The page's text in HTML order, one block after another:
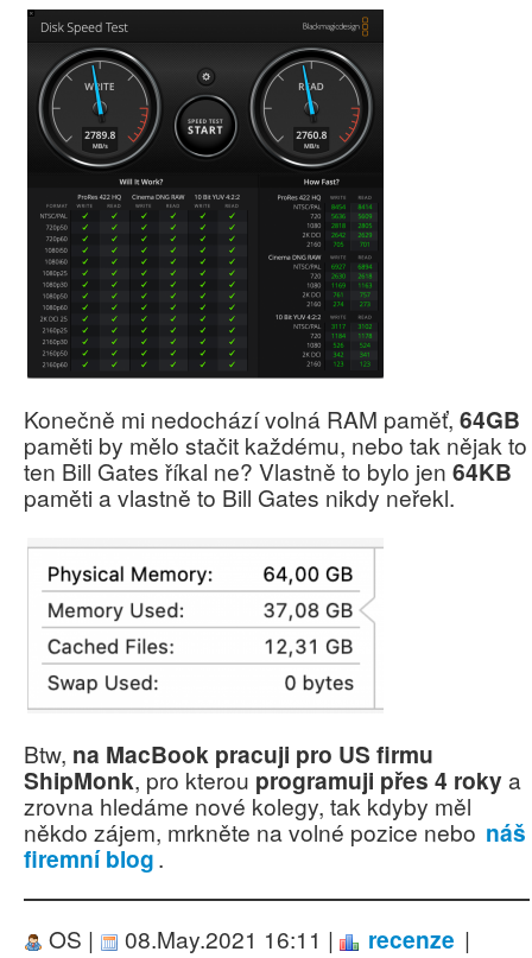
Konečně mi nedochází volná RAM paměť, 64GB
paměti by mělo stačit každému, nebo tak nějak to
ten Bill Gates říkal ne? Vlastně to bylo jen 64KB
paměti a vlastně to Bill Gates nikdy neřekl.
Btw, na MacBook pracuji pro US firmu
ShipMonk, pro kterou programuji přes 4 rokya
zrovna hledáme nové kolegy, tak kdyby měl
někdo zájem, mrkněte na volné pozice nebo náš
firemní blog.
OS | 08.May.2021 16:11 | recenze |